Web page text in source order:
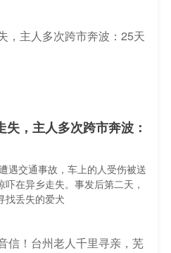
，主人多次跨市奔波：
遇交通事故，车上的人受伤被送
在异乡走失。事发后第二天，
找丢失的爱犬